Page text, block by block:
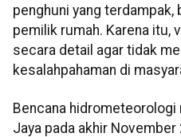
penghuni yang
pemilik rumah. Karena itu,
secara detail agar tidak
kesalahpahaman di
Bencana hidrometeorologi
Jaya pada akhir